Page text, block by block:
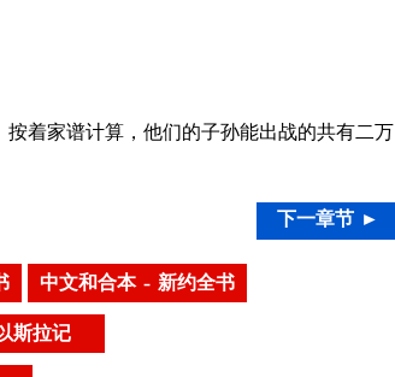
着家谱计算，他们的子孙能出战的共有二万
下一章节 ►
中文和合本 – 新约全书
斯拉记